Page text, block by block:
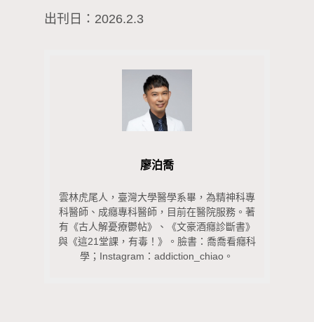
出刊日：2026.2.3
廖泊喬
雲林虎尾人，臺灣大學醫學系畢，為精神科專
科醫師、 成癮專科醫師，目前在醫院服務。著
有《古人解憂療鬱帖》、《文豪酒癮診斷書》
與《這21堂課，有毒！》。臉書： 喬喬看癮科
學；Instagram：addiction_chiao。